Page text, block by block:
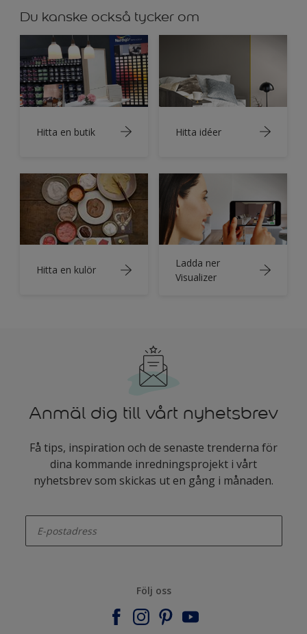
Du kanske också tycker om
Hitta en butik Hitta idéer
Hitta en kulör
Ladda ner
Visualizer
Anmäl dig till vårt nyhetsbrev
Få tips, inspiration och de senaste trenderna för
dina kommande inredningsprojekt i vårt
nyhetsbrev som skickas ut en gång i månaden.
Följ oss